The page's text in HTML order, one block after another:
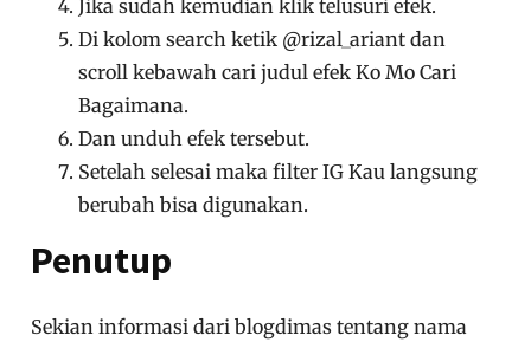
Jika sudah kemudian klik telusuri efek.
Di kolom search ketik @rizal_ariant dan
scroll kebawah cari judul efek Ko Mo Cari
Bagaimana.
Dan unduh efek tersebut.
Setelah selesai maka filter IG Kau langsung
berubah bisa digunakan.
Penutup
Sekian informasi dari blogdimas tentang nama